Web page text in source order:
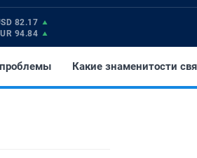
82.17
94.84
Какие знаменитости